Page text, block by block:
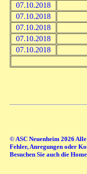
07.10.2018
07.10.2018
07.10.2018
07.10.2018
07.10.2018
© ASC Neuenheim 2026
Fehler, Anregungen oder
Besuchen Sie auch die